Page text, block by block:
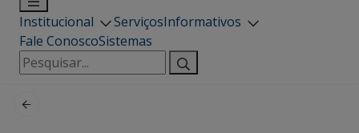
Institucional ServiçosInformativos
Fale ConoscoSistemas
Pesquisar
por: